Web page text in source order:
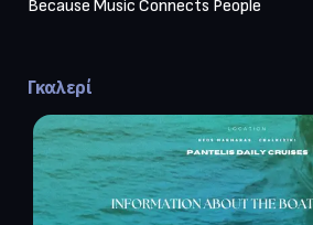
Because Music Connects People
Γκαλερί